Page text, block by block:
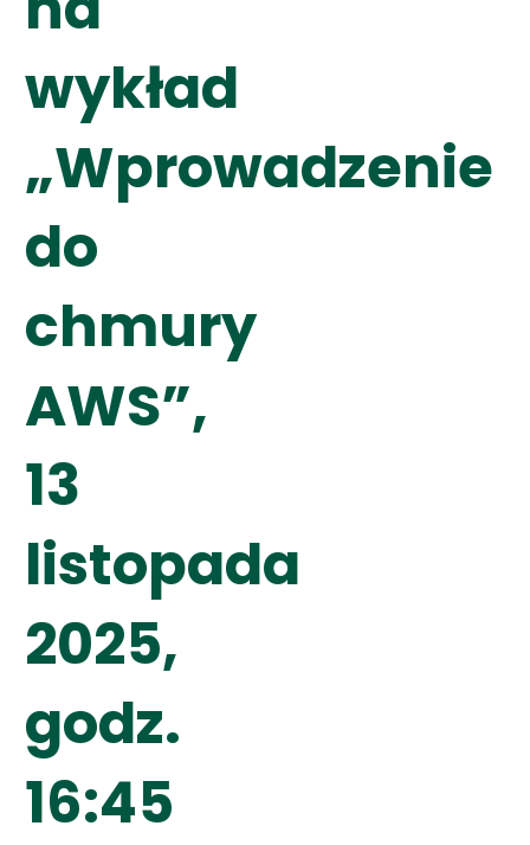
wykład
„Wprowadzenie
do
chmury
AWS”,
13
listopada
2025,
godz.
16:45